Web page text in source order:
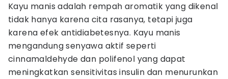
Kayu manis adalah rempah aromatik yang dikenal
tidak hanya karena cita rasanya, tetapi juga
karena efek antidiabetesnya. Kayu manis
mengandung senyawa aktif seperti
cinnamaldehyde dan polifenol yang dapat
meningkatkan sensitivitas insulin dan menurunkan